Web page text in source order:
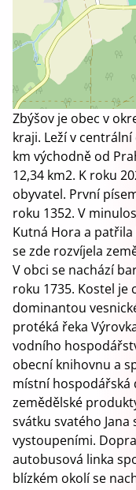
Zbýšov je obec v
kraji. Leží v
km východně od
12,34 km2. K roku
obyvatel. První
roku 1352. V
Kutná Hora a
se zde rozvíjela
V obci se nachází
roku 1735. Kostel
dominantou
protéká řeka
vodního
obecní knihovnu a
místní
zemědělské
svátku svatého
vystoupeními.
autobusová linka
blízkém okolí se